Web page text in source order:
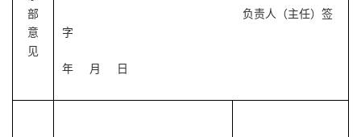
部
意
见
负责人（主任）签
字
年 月 日